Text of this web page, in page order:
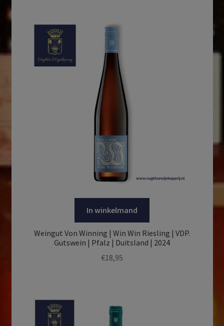
In winkelmand
Weingut Von Winning | Win Win Riesling | VDP.
Gutswein | Pfalz | Duitsland | 2024
€18,95